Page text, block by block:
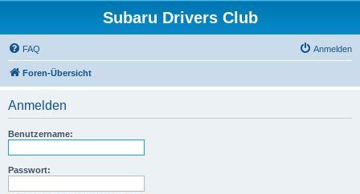
Subaru Drivers Club
FAQ Anmelden
Foren-Übersicht
Anmelden
Benutzername:
Passwort: